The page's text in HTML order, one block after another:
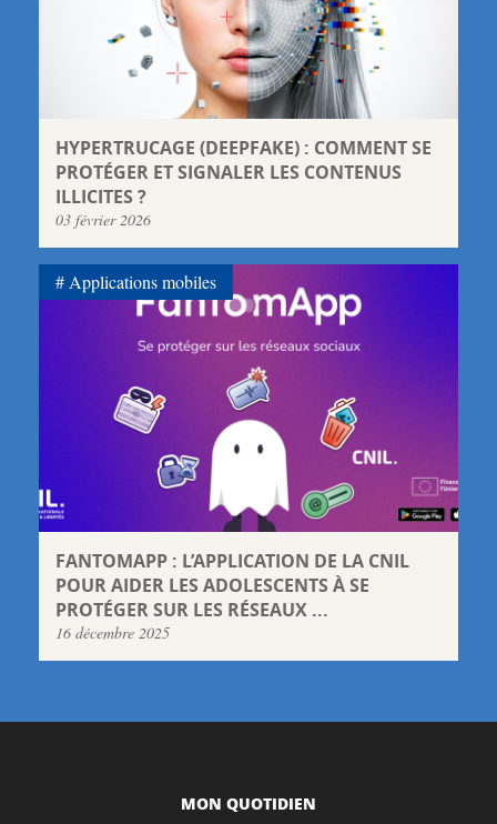
HYPERTRUCAGE (DEEPFAKE) : COMMENT SE
PROTÉGER ET SIGNALER LES CONTENUS
ILLICITES ?
03 février 2026
FANTOMAPP : L’APPLICATION DE LA CNIL
POUR AIDER LES ADOLESCENTS À SE
PROTÉGER SUR LES RÉSEAUX ...
16 décembre 2025
Applications mobiles
MON QUOTIDIEN